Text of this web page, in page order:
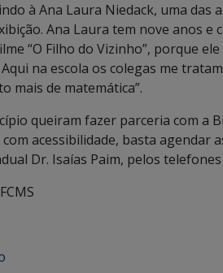
à Ana Laura Niedack, uma das
Ana Laura tem nove anos e
“O Filho do Vizinho”, porque
na escola os colegas me
mais de matemática”.
queiram fazer parceria com a
acessibilidade, basta agendar
Dr. Isaías Paim, pelos